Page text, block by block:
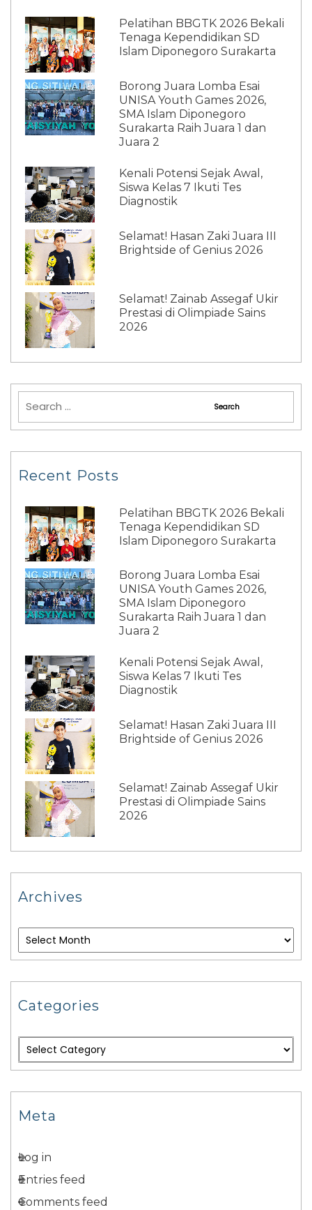
Pelatihan BBGTK 2026 Bekali
Tenaga Kependidikan SD
Islam Diponegoro Surakarta
Borong Juara Lomba Esai
UNISA Youth Games 2026,
SMA Islam Diponegoro
Surakarta Raih Juara 1 dan
Juara 2
Kenali Potensi Sejak Awal,
Siswa Kelas 7 Ikuti Tes
Diagnostik
Selamat! Hasan Zaki Juara III
Brightside of Genius 2026
Selamat! Zainab Assegaf Ukir
Prestasi di Olimpiade Sains
2026
Recent Posts
Pelatihan BBGTK 2026 Bekali
Tenaga Kependidikan SD
Islam Diponegoro Surakarta
Borong Juara Lomba Esai
UNISA Youth Games 2026,
SMA Islam Diponegoro
Surakarta Raih Juara 1 dan
Juara 2
Kenali Potensi Sejak Awal,
Siswa Kelas 7 Ikuti Tes
Diagnostik
Selamat! Hasan Zaki Juara III
Brightside of Genius 2026
Selamat! Zainab Assegaf Ukir
Prestasi di Olimpiade Sains
2026
Archives
Categories
Meta
Log in
Entries feed
Comments feed